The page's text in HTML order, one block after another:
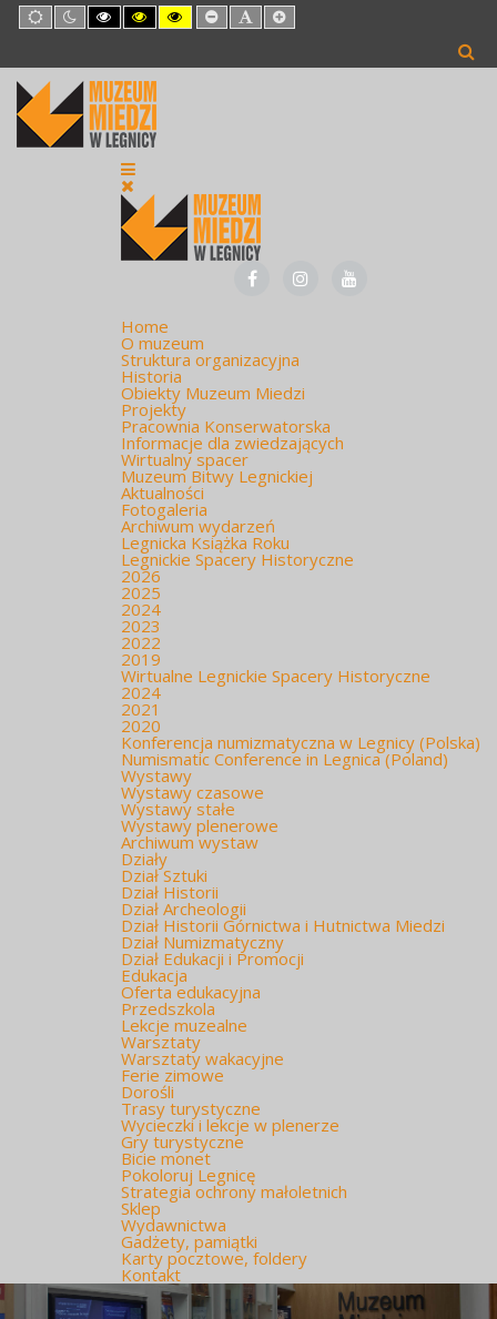
Default
mode
Night
mode
High
Contrast
mode
High
Contrast
mode
High
Contrast
mode
Set
Smaller
Set
Default
Set
Larger
Home
O muzeum
Struktura organizacyjna
Historia
Obiekty Muzeum Miedzi
Projekty
Pracownia Konserwatorska
Informacje dla zwiedzających
Wirtualny spacer
Muzeum Bitwy Legnickiej
Aktualności
Fotogaleria
Archiwum wydarzeń
Legnicka Książka Roku
Legnickie Spacery Historyczne
2026
2025
2024
2023
2022
2019
Wirtualne Legnickie Spacery Historyczne
2024
2021
2020
Konferencja numizmatyczna w Legnicy (Polska)
Numismatic Conference in Legnica (Poland)
Wystawy
Wystawy czasowe
Wystawy stałe
Wystawy plenerowe
Archiwum wystaw
Działy
Dział Sztuki
Dział Historii
Dział Archeologii
Dział Historii Górnictwa i Hutnictwa Miedzi
Dział Numizmatyczny
Dział Edukacji i Promocji
Edukacja
Oferta edukacyjna
Przedszkola
Lekcje muzealne
Warsztaty
Warsztaty wakacyjne
Ferie zimowe
Dorośli
Trasy turystyczne
Wycieczki i lekcje w plenerze
Gry turystyczne
Bicie monet
Pokoloruj Legnicę
Strategia ochrony małoletnich
Sklep
Wydawnictwa
Gadżety, pamiątki
Karty pocztowe, foldery
Kontakt